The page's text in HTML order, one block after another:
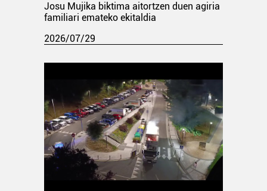
Josu Mujika biktima aitortzen duen agiria
familiari emateko ekitaldia
2026/07/29